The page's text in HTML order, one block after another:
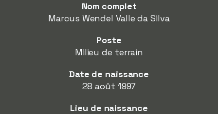
Nom complet
Marcus Wendel Valle da Silva
Poste
Milieu de terrain
Date de naissance
28 août 1997
Lieu de naissance